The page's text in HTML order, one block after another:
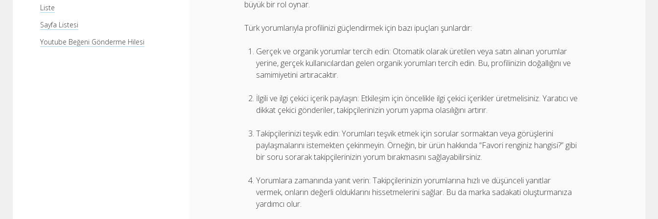
Liste
Sayfa Listesi
Youtube Beğeni Gönderme Hilesi
büyük bir rol oynar.
Türk yorumlarıyla profilinizi güçlendirmek için bazı ipuçları şunlardır:
Gerçek ve organik yorumlar tercih edin: Otomatik olarak üretilen veya satın alınan yorumlar
yerine, gerçek kullanıcılardan gelen organik yorumları tercih edin. Bu, profilinizin doğallığını ve
samimiyetini artıracaktır.
İlgili ve ilgi çekici içerik paylaşın: Etkileşim için öncelikle ilgi çekici içerikler üretmelisiniz. Yaratıcı ve
dikkat çekici gönderiler, takipçilerinizin yorum yapma olasılığını artırır.
Takipçilerinizi teşvik edin: Yorumları teşvik etmek için sorular sormaktan veya görüşlerini
paylaşmalarını istemekten çekinmeyin. Örneğin, bir ürün hakkında “Favori renginiz hangisi?” gibi
bir soru sorarak takipçilerinizin yorum bırakmasını sağlayabilirsiniz.
Yorumlara zamanında yanıt verin: Takipçilerinizin yorumlarına hızlı ve düşünceli yanıtlar
vermek, onların değerli olduklarını hissetmelerini sağlar. Bu da marka sadakati oluşturmanıza
yardımcı olur.